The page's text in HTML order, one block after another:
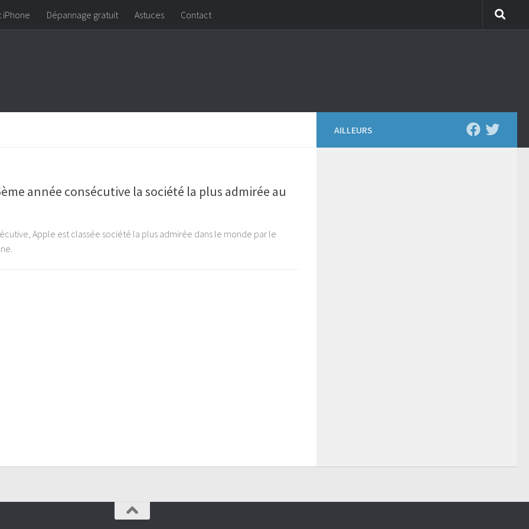
iPhone Dépannage gratuit Astuces Contact
année consécutive la société la plus admirée au
Apple est classée société la plus admirée dans le monde par le
AILLEURS